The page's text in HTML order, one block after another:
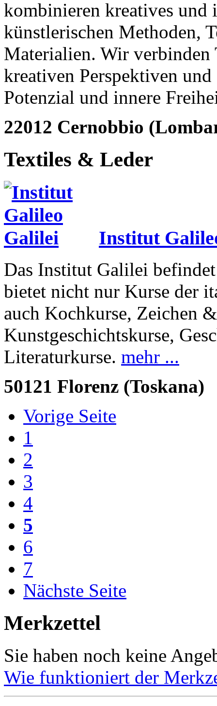
kombinieren kreatives
künstlerischen Methoden,
Materialien. Wir verbinden
kreativen Perspektiven
Potenzial und innere
22012 Cernobbio
Textiles & Leder
Institut
Das Institut Galilei
bietet nicht nur Kurse der
auch Kochkurse, Zeichen
Kunstgeschichtskurse,
Literaturkurse. mehr ...
50121 Florenz (Toskana)
Vorige Seite
1
2
3
4
5
6
7
Nächste Seite
Merkzettel
Sie haben noch keine
Wie funktioniert der